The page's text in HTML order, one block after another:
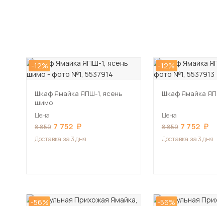
-12%
Шкаф Ямайка ЯПШ-1, ясень
шимо
Цена
8 859 7 752
Доставка за 3 дня
-12%
Шкаф Ямайка
Цена
8 859 7 752
Доставка за 3 дня
-56% -56%